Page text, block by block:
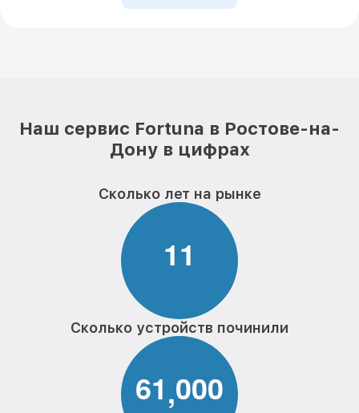
Наш сервис Fortuna в Ростове-на-
Дону в цифрах
Сколько лет на рынке
11
Сколько устройств починили
61,000